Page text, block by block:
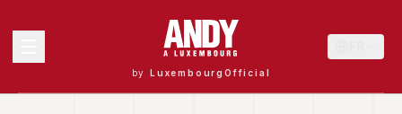
by LuxembourgOfficial